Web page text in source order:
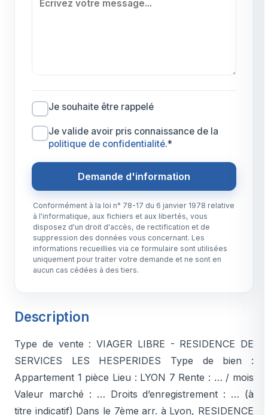
Je souhaite être rappelé
Je valide avoir pris connaissance de la
politique de confidentialité.*
Demande d'information
Conformément à la loi n° 78-17 du 6 janvier 1978 relative
à l'informatique, aux fichiers et aux libertés, vous
disposez d'un droit d'accès, de rectification et de
suppression des données vous concernant. Les
informations recueillies via ce formulaire sont utilisées
uniquement pour traiter votre demande et ne sont en
aucun cas cédées à des tiers.
Description
Type de vente : VIAGER LIBRE - RESIDENCE DE
SERVICES LES HESPERIDES Type de bien :
Appartement 1 pièce Lieu : LYON 7 Rente : … / mois
Valeur marché : … Droits d’enregistrement : … (à
titre indicatif) Dans le 7ème arr. à Lyon, RESIDENCE